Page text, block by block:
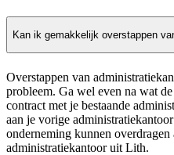
Kan ik gemakkelijk overstappen
Overstappen van
probleem. Ga wel even na wat
contract met je bestaande
aan je vorige
onderneming kunnen
administratiekantoor uit Lith.